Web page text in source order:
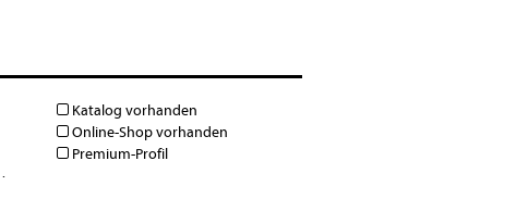
·
Katalog vorhanden
Online-Shop vorhanden
Premium-Profil